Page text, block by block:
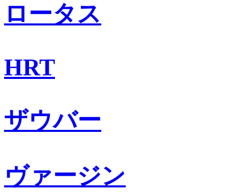
ロータス
HRT
ザウバー
ヴァージン